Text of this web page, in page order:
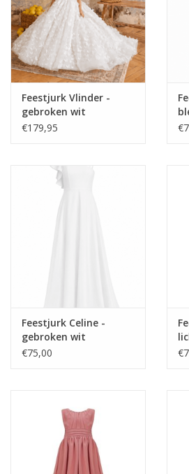
Feestjurk Vlinder -
gebroken wit
€179,95
Feestjurk Celine -
gebroken wit
€75,00